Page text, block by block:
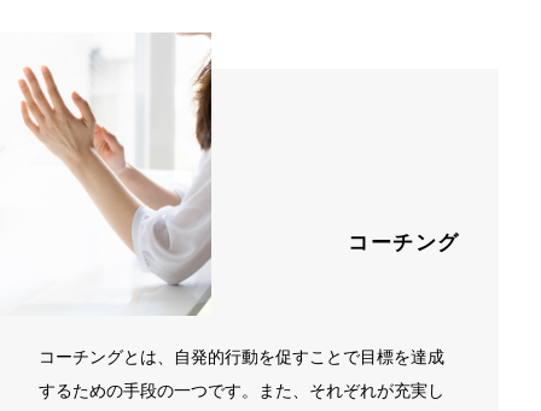
コーチング
コーチングとは、自発的行動を促すことで目標を達成
するための手段の一つです。また、それぞれが充実し